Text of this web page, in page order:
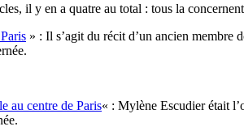
il y en a quatre au total : tous la
» : Il s’agit du récit d’un ancien
au centre de Paris« : Mylène Escudier était